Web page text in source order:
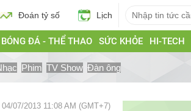
Đoán tỷ số Lịch
ĐÁ - THỂ THAO SỨC KHỎE HI-TECH
Phim TV Show Đàn ông
07/2013 11:08 AM (GMT+7)